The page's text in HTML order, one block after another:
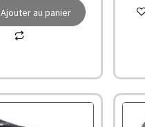
Ajouter au panier